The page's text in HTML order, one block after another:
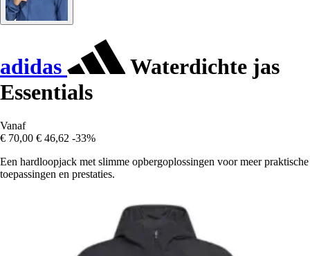
adidas
Waterdichte jas
Essentials
Vanaf
€ 70,00 € 46,62 -33%
Een hardloopjack met slimme opbergoplossingen voor meer praktische
toepassingen en prestaties.